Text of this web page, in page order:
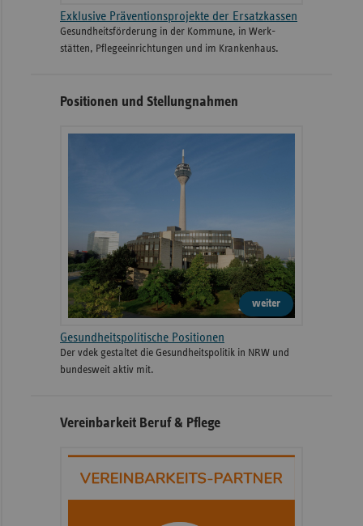
Exklusive Präventionsprojekte der Ersatzkassen
Gesund­heits­­förderung in der Kommune, in Werk­
stätten, Pflege­einrichtungen und im Kranken­haus.
Positionen und Stellungnahmen
weiter
Gesundheitspolitische Positionen
Der vdek gestaltet die Gesundheitspolitik in NRW und
bundesweit aktiv mit.
Vereinbarkeit Beruf & Pflege